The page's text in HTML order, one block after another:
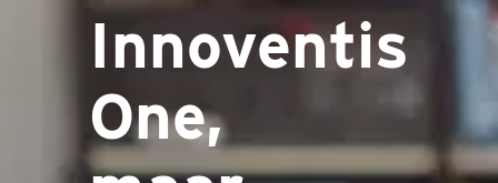
Innoventis
One,